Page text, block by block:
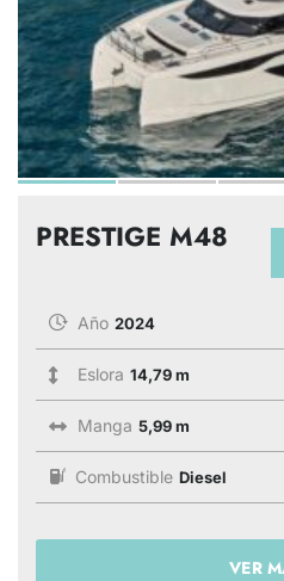
PRESTIGE M48
Año 2024
Eslora 14,79 m
Manga 5,99 m
Combustible Diesel
VER